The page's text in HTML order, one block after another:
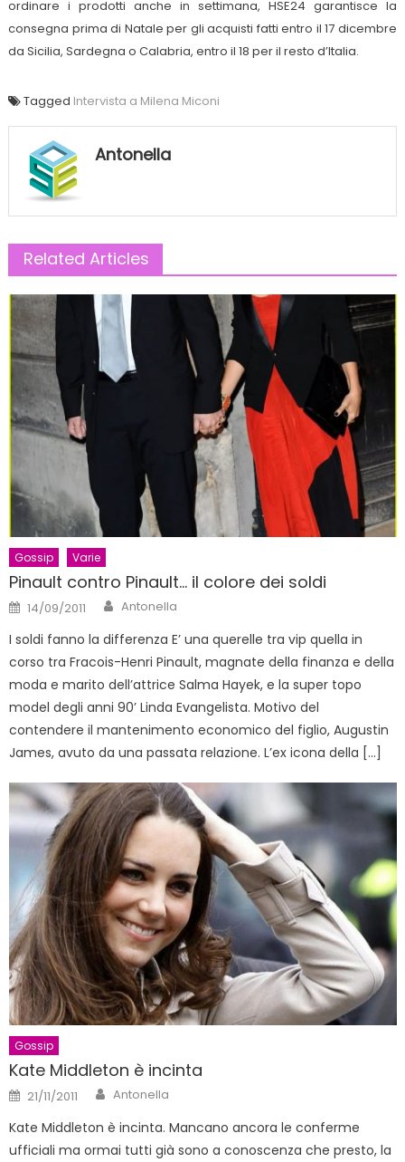
ordinare i prodotti anche in settimana, HSE24 garantisce la
consegna prima di Natale per gli acquisti fatti entro il 17 dicembre
da Sicilia, Sardegna o Calabria, entro il 18 per il resto d’Italia.
Tagged Intervista a Milena Miconi
Antonella
Related Articles
Gossip Varie
Pinault contro Pinault… il colore dei soldi
Posted
on
14/09/2011 Author
Antonella
I soldi fanno la differenza E’ una querelle tra vip quella in
corso tra Fracois-Henri Pinault, magnate della finanza e della
moda e marito dell’attrice Salma Hayek, e la super topo
model degli anni 90’ Linda Evangelista. Motivo del
contendere il mantenimento economico del figlio, Augustin
James, avuto da una passata relazione. L’ex icona della […]
Gossip
Kate Middleton è incinta
Posted
on
21/11/2011 Author
Antonella
Kate Middleton è incinta. Mancano ancora le conferme
ufficiali ma ormai tutti già sono a conoscenza che presto, la